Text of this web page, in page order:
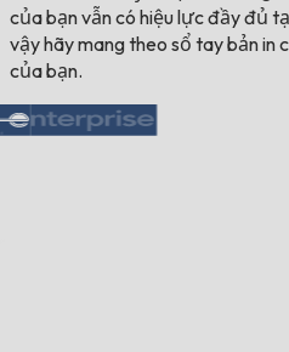
của bạn vẫn có hiệu lực đầy đủ
vậy hãy mang theo sổ tay bản in
của bạn.